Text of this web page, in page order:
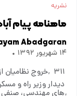
نشریه
ماهنامه پیام
Abadgaran
۱۴ شهریور ۱۳۹۲
۳۱۱ خروج نظامیان
دیدار وزیر راه و
های مهندسی، صنفی